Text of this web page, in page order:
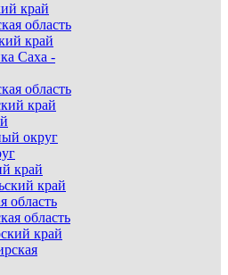
край
область
край
Саха -
область
край
округ
край
край
область
область
край